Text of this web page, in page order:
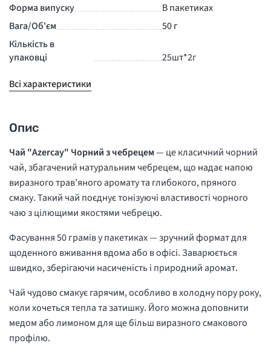
Форма випуску
В пакетиках
Вага/Об'єм
50 г
Кількість в
упаковці
25шт*2г
Всі характеристики
Опис
Чай "Azercay" Чорний з чебрецем— це класичний чорний
чай, збагачений натуральним чебрецем, що надає напою
виразного трав’яного аромату та глибокого, пряного
смаку. Такий чай поєднує тонізуючі властивості чорного
чаю з цілющими якостями чебрецю.
Фасування 50 грамів у пакетиках — зручний формат для
щоденного вживання вдома або в офісі. Заварюється
швидко, зберігаючи насиченість і природний аромат.
Чай чудово смакує гарячим, особливо в холодну пору року,
коли хочеться тепла та затишку. Його можна доповнити
медом або лимоном для ще більш виразного смакового
профілю.